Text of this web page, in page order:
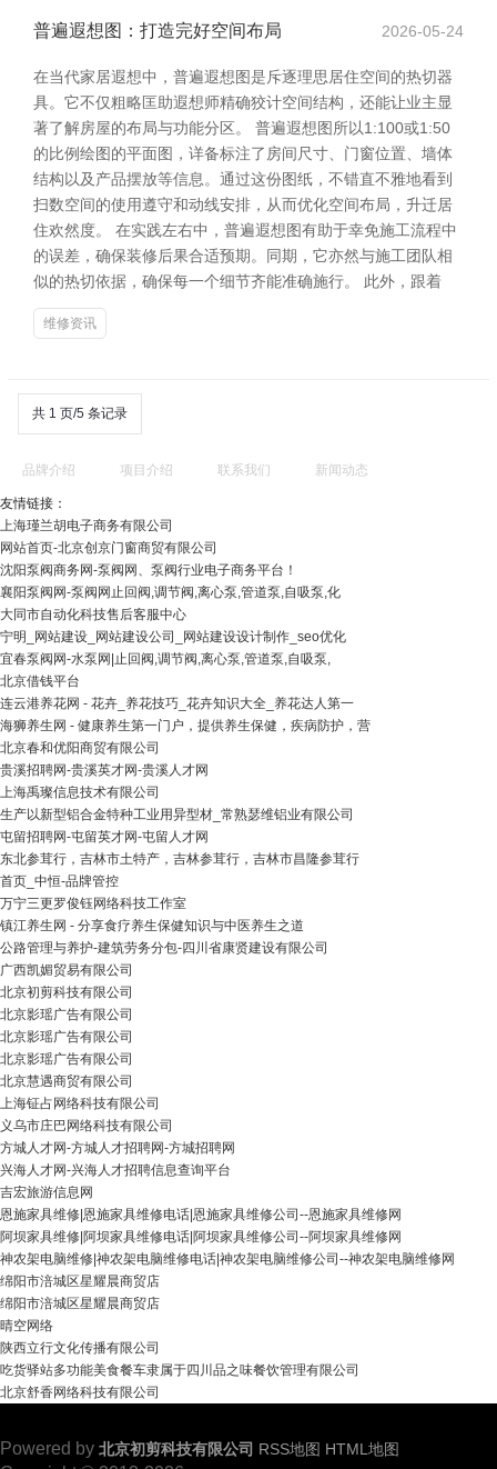
普遍遐想图：打造完好空间布局 2026-05-24
在当代家居遐想中，普遍遐想图是斥逐理思居住空间的热切器
具。它不仅粗略匡助遐想师精确狡计空间结构，还能让业主显
著了解房屋的布局与功能分区。 普遍遐想图所以1:100或1:50
的比例绘图的平面图，详备标注了房间尺寸、门窗位置、墙体
结构以及产品摆放等信息。通过这份图纸，不错直不雅地看到
扫数空间的使用遵守和动线安排，从而优化空间布局，升迁居
住欢然度。 在实践左右中，普遍遐想图有助于幸免施工流程中
的误差，确保装修后果合适预期。同期，它亦然与施工团队相
似的热切依据，确保每一个细节齐能准确施行。 此外，跟着
维修资讯
共 1 页/5 条记录
品牌介绍 项目介绍 联系我们 新闻动态
友情链接：
上海瑾兰胡电子商务有限公司
网站首页-北京创京门窗商贸有限公司
沈阳泵阀商务网-泵阀网、泵阀行业电子商务平台！
襄阳泵阀网-泵阀网止回阀,调节阀,离心泵,管道泵,自吸泵,化
大同市自动化科技售后客服中心
宁明_网站建设_网站建设公司_网站建设设计制作_seo优化
宜春泵阀网-水泵网|止回阀,调节阀,离心泵,管道泵,自吸泵,
北京借钱平台
连云港养花网 - 花卉_养花技巧_花卉知识大全_养花达人第一
海狮养生网 - 健康养生第一门户，提供养生保健，疾病防护，营
北京春和优阳商贸有限公司
贵溪招聘网-贵溪英才网-贵溪人才网
上海禹璨信息技术有限公司
生产以新型铝合金特种工业用异型材_常熟瑟维铝业有限公司
屯留招聘网-屯留英才网-屯留人才网
东北参茸行，吉林市土特产，吉林参茸行，吉林市昌隆参茸行
首页_中恒-品牌管控
万宁三更罗俊钰网络科技工作室
镇江养生网 - 分享食疗养生保健知识与中医养生之道
公路管理与养护-建筑劳务分包-四川省康贤建设有限公司
广西凯媚贸易有限公司
北京初剪科技有限公司
北京影瑶广告有限公司
北京影瑶广告有限公司
北京影瑶广告有限公司
北京慧遇商贸有限公司
上海钲占网络科技有限公司
义乌市庄巴网络科技有限公司
方城人才网-方城人才招聘网-方城招聘网
兴海人才网-兴海人才招聘信息查询平台
吉宏旅游信息网
恩施家具维修|恩施家具维修电话|恩施家具维修公司--恩施家具维修网
阿坝家具维修|阿坝家具维修电话|阿坝家具维修公司--阿坝家具维修网
神农架电脑维修|神农架电脑维修电话|神农架电脑维修公司--神农架电脑维修网
绵阳市涪城区星耀晨商贸店
绵阳市涪城区星耀晨商贸店
晴空网络
陕西立行文化传播有限公司
吃货驿站多功能美食餐车隶属于四川品之味餐饮管理有限公司
北京舒香网络科技有限公司
Powered by 北京初剪科技有限公司 RSS地图 HTML地图